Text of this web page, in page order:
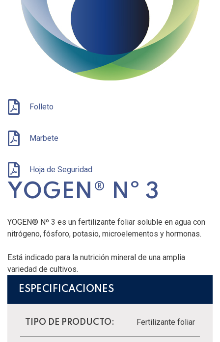
Folleto
Marbete
Hoja de Seguridad
YOGEN® Nº 3
YOGEN® Nº 3 es un fertilizante foliar soluble en agua con
nitrógeno, fósforo, potasio, microelementos y hormonas.
Está indicado para la nutrición mineral de una amplia
variedad de cultivos.
ESPECIFICACIONES
TIPO DE PRODUCTO: Fertilizante foliar